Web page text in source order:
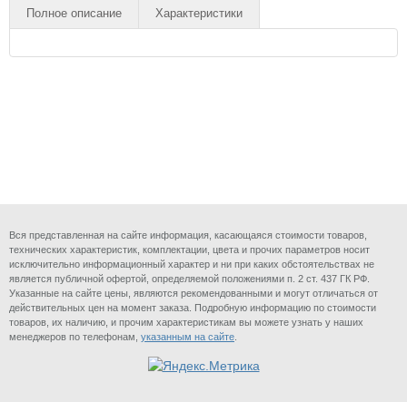
Полное описание Характеристики
Вся представленная на сайте информация, касающаяся стоимости товаров,
технических характеристик, комплектации, цвета и прочих параметров носит
исключительно информационный характер и ни при каких обстоятельствах не
является публичной офертой, определяемой положениями п. 2 ст. 437 ГК РФ.
Указанные на сайте цены, являются рекомендованными и могут отличаться от
действительных цен на момент заказа. Подробную информацию по стоимости
товаров, их наличию, и прочим характеристикам вы можете узнать у наших
менеджеров по телефонам, указанным на сайте